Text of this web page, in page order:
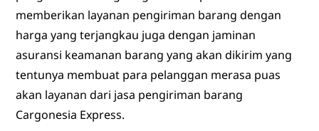
memberikan layanan pengiriman barang dengan
harga yang terjangkau juga dengan jaminan
asuransi keamanan barang yang akan dikirim yang
tentunya membuat para pelanggan merasa puas
akan layanan dari jasa pengiriman barang
Cargonesia Express.